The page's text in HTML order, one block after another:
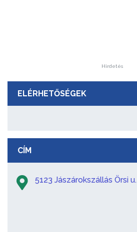
Hirdetés
ELÉRHETŐSÉGEK
CÍM
5123 Jászárokszállás Örsi